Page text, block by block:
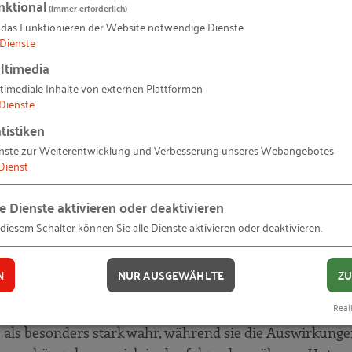
der Herausforderungen auf den
Ausmaßes? Der Befragung zufolge nehmen
besonders stark wahr, während sie die
(immer erforderlich)
Funktionieren der Website notwendige Dienste
Dienste
Inhalte von externen Plattformen
Dienste
zur Weiterentwicklung und Verbesserung unseres Webangebotes
Dienste aktivieren oder deaktivieren
Schalter können Sie alle Dienste aktivieren oder deaktivieren.
NUR AUSGEWÄHLTE